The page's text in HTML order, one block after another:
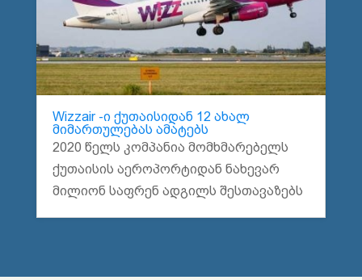
Wizzair -ი ქუთაისიდან 12 ახალ
მიმართულებას ამატებს
2020 წელს კომპანია მომხმარებელს
ქუთაისის აეროპორტიდან ნახევარ
მილიონ საფრენ ადგილს შესთავაზებს